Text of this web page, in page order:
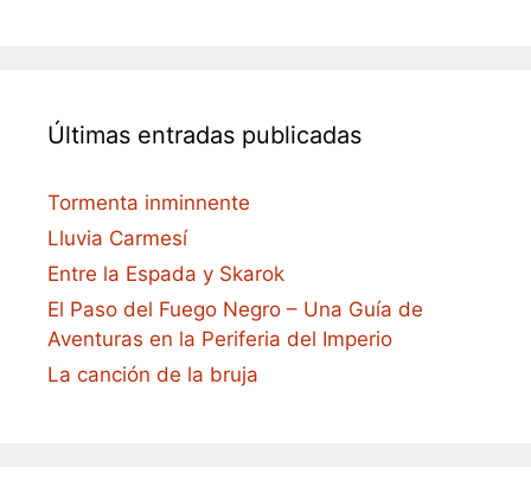
Últimas entradas publicadas
Tormenta inminnente
Lluvia Carmesí
Entre la Espada y Skarok
El Paso del Fuego Negro – Una Guía de
Aventuras en la Periferia del Imperio
La canción de la bruja